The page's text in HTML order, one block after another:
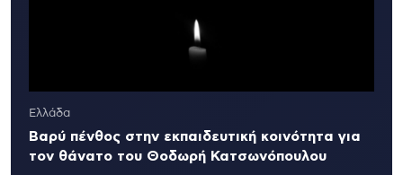
Ελλάδα
Βαρύ πένθος στην εκπαιδευτική κοινότητα για
τον θάνατο του Θοδωρή Κατσωνόπουλου